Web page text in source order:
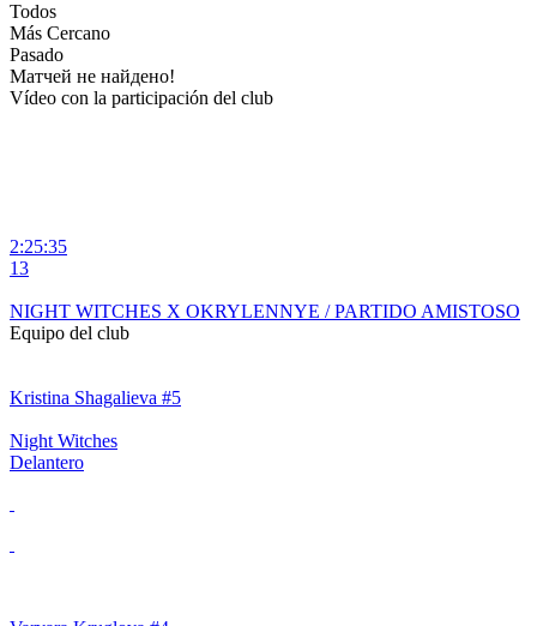
Todos
Más Cercano
Pasado
Матчей не найдено!
Vídeo con la participación del club
2:25:35
13
NIGHT WITCHES X OKRYLENNYE / PARTIDO AMISTOSO
Equipo del club
Kristina Shagalieva #5
Night Witches
Delantero